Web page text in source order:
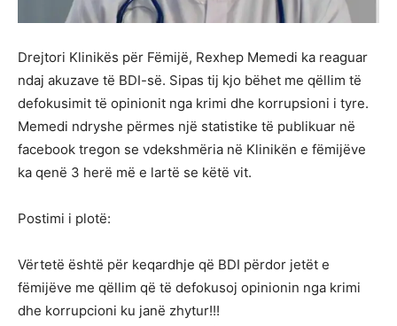
Drejtori Klinikës për Fëmijë, Rexhep Memedi ka reaguar
ndaj akuzave të BDI-së. Sipas tij kjo bëhet me qëllim të
defokusimit të opinionit nga krimi dhe korrupsioni i tyre.
Memedi ndryshe përmes një statistike të publikuar në
facebook tregon se vdekshmëria në Klinikën e fëmijëve
ka qenë 3 herë më e lartë se këtë vit.
Postimi i plotë:
Vërtetë është për keqardhje që BDI përdor jetët e
fëmijëve me qëllim që të defokusoj opinionin nga krimi
dhe korrupcioni ku janë zhytur!!!